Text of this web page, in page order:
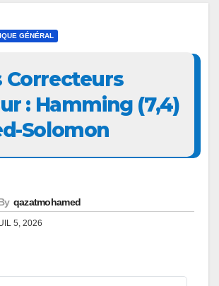
GÉNÉRAL
Correcteurs
: Hamming (7,4)
Solomon
qazatmohamed
5, 2026